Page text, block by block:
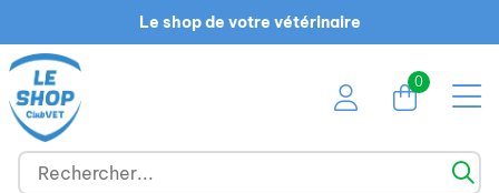
Le shop de votre vétérinaire
0